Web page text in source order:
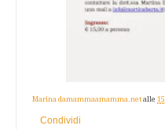
Marina damammaamamma.net alle
Condividi